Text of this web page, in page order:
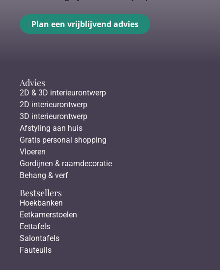
Plan een vrijblijvend advies
Advies
2D & 3D interieurontwerp
2D interieurontwerp
3D interieurontwerp
Afstyling aan huis
Gratis personal shopping
Vloeren
Gordijnen & raamdecoratie
Behang & verf
Bestsellers
Hoekbanken
Eetkamerstoelen
Eettafels
Salontafels
Fauteuils